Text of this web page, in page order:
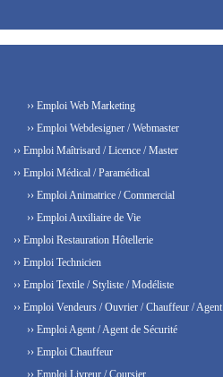
›› Emploi Web Marketing
›› Emploi Webdesigner / Webmaster
›› Emploi Maîtrisard / Licence / Master
›› Emploi Médical / Paramédical
›› Emploi Animatrice / Commercial
›› Emploi Auxiliaire de Vie
›› Emploi Restauration Hôtellerie
›› Emploi Technicien
›› Emploi Textile / Styliste / Modéliste
›› Emploi Vendeurs / Ouvrier / Chauffeur / Agent
›› Emploi Agent / Agent de Sécurité
›› Emploi Chauffeur
›› Emploi Livreur / Coursier